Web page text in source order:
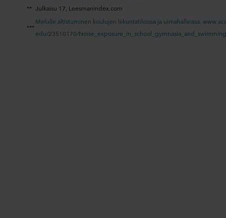
** Julkaisu 17, Leesmanindex.com
***
Melulle altistuminen koulujen liikuntatiloissa ja uimahalleissa.
edu/23510170/